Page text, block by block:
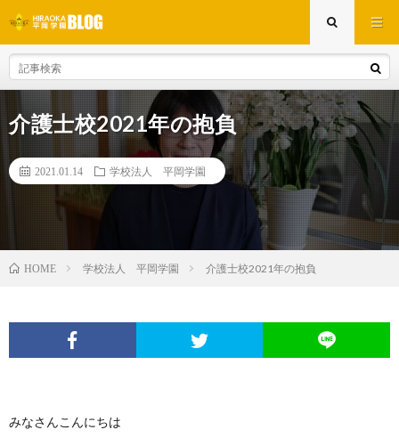
介護士校2021年の抱負
2021.01.14 学校法人 平岡学園
HOME 学校法人 平岡学園 介護士校2021年の抱負
みなさんこんにちは